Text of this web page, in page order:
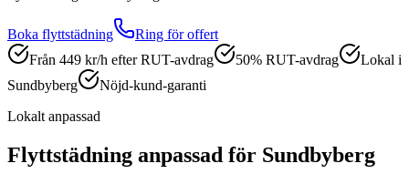
Boka flyttstädning
Ring för offert
Från 449 kr/h efter RUT-avdrag
50% RUT-avdrag
Lokal i
Sundbyberg
Nöjd-kund-garanti
Lokalt anpassad
Flyttstädning anpassad för Sundbyberg